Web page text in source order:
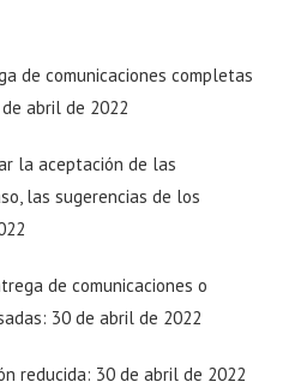
de comunicaciones completas
abril de 2022
la aceptación de las
las sugerencias de los
de comunicaciones o
30 de abril de 2022
reducida: 30 de abril de 2022